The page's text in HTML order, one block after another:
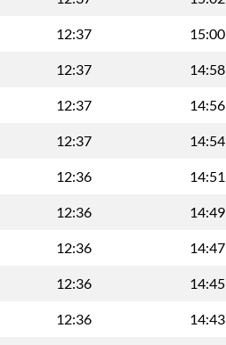
12:37 15:00
12:37 14:58
12:37 14:56
12:37 14:54
12:36 14:51
12:36 14:49
12:36 14:47
12:36 14:45
12:36 14:43